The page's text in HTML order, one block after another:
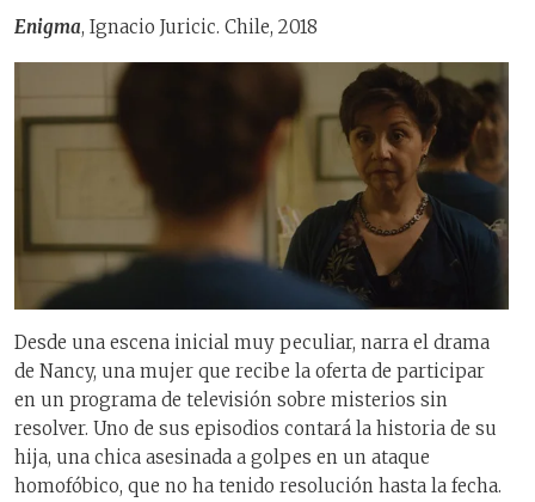
Enigma, Ignacio Juricic. Chile, 2018
Desde una escena inicial muy peculiar, narra el drama
de Nancy, una mujer que recibe la oferta de participar
en un programa de televisión sobre misterios sin
resolver. Uno de sus episodios contará la historia de su
hija, una chica asesinada a golpes en un ataque
homofóbico, que no ha tenido resolución hasta la fecha.